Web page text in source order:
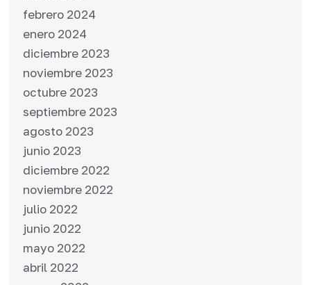
febrero 2024
enero 2024
diciembre 2023
noviembre 2023
octubre 2023
septiembre 2023
agosto 2023
junio 2023
diciembre 2022
noviembre 2022
julio 2022
junio 2022
mayo 2022
abril 2022